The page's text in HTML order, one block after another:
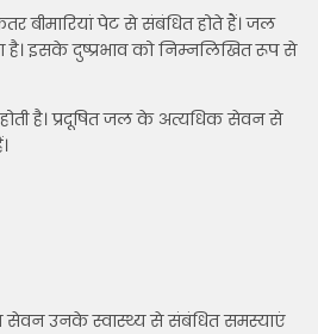
बीमारियां पेट से संबंधित होते हैं। जल
है। इसके दुष्प्रभाव को निम्नलिखित रूप से
है। प्रदूषित जल के अत्यधिक सेवन से
सेवन उनके स्वास्थ्य से संबंधित समस्याएं